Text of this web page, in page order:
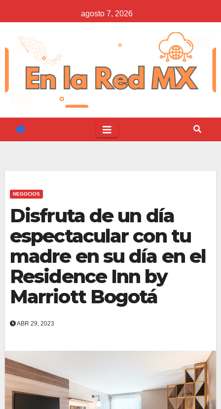
al
contenido
agosto 7, 2026
NEGOCIOS
Disfruta de un día
espectacular con tu
madre en su día en el
Residence Inn by
Marriott Bogotá
ABR 29, 2023